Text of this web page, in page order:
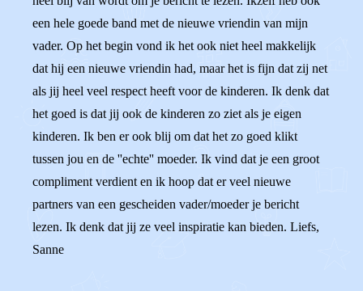
een hele goede band met de nieuwe vriendin van mijn
vader. Op het begin vond ik het ook niet heel makkelijk
dat hij een nieuwe vriendin had, maar het is fijn dat zij net
als jij heel veel respect heeft voor de kinderen. Ik denk dat
het goed is dat jij ook de kinderen zo ziet als je eigen
kinderen. Ik ben er ook blij om dat het zo goed klikt
tussen jou en de ''echte'' moeder. Ik vind dat je een groot
compliment verdient en ik hoop dat er veel nieuwe
partners van een gescheiden vader/moeder je bericht
lezen. Ik denk dat jij ze veel inspiratie kan bieden. Liefs,
Sanne